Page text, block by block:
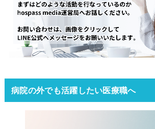
病院の外でも活躍したい医療職へ